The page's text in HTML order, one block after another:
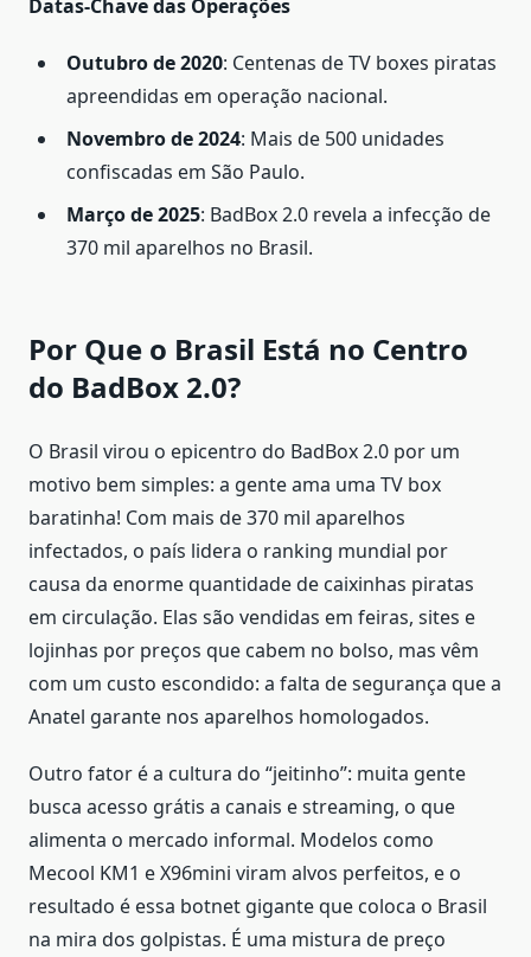
Datas-Chave das Operações
Outubro de 2020: Centenas de TV boxes piratas
apreendidas em operação nacional.
Novembro de 2024: Mais de 500 unidades
confiscadas em São Paulo.
Março de 2025: BadBox 2.0 revela a infecção de
370 mil aparelhos no Brasil.
Por Que o Brasil Está no Centro
do BadBox 2.0?
O Brasil virou o epicentro do BadBox 2.0 por um
motivo bem simples: a gente ama uma TV box
baratinha! Com mais de 370 mil aparelhos
infectados, o país lidera o ranking mundial por
causa da enorme quantidade de caixinhas piratas
em circulação. Elas são vendidas em feiras, sites e
lojinhas por preços que cabem no bolso, mas vêm
com um custo escondido: a falta de segurança que a
Anatel garante nos aparelhos homologados.
Outro fator é a cultura do “jeitinho”: muita gente
busca acesso grátis a canais e streaming, o que
alimenta o mercado informal. Modelos como
Mecool KM1 e X96mini viram alvos perfeitos, e o
resultado é essa botnet gigante que coloca o Brasil
na mira dos golpistas. É uma mistura de preço